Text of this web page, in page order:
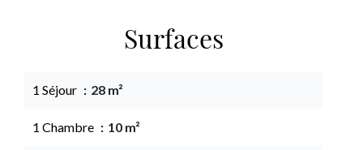
Surfaces
1 Séjour 28 m²
1 Chambre 10 m²